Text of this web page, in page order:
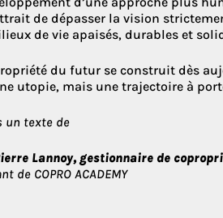
de dépasser la vision
de vie apaisés, durables et
du futur se construit dès
utopie, mais une trajectoire à
un texte de
Lannoy, gestionnaire de
de COPRO ACADEMY